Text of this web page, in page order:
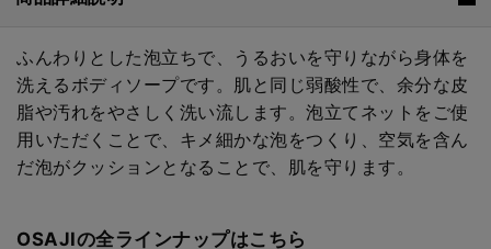
ふんわりとした泡立ちで、うるおいを守りながら身体を
洗えるボディソープです。肌と同じ弱酸性で、余分な皮
脂や汚れをやさしく洗い流します。泡立てネットをご使
用いただくことで、キメ細かな泡をつくり、空気を含ん
だ泡がクッションとなることで、肌を守ります。
OSAJIの全ラインナップはこちら